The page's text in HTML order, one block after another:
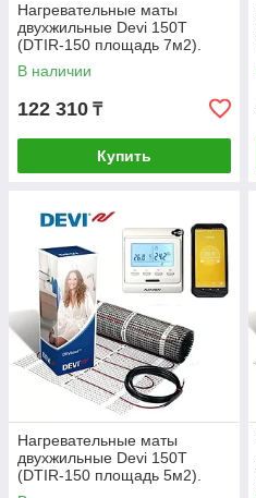
Нагревательные маты
двухжильные Devi 150Т
(DTIR-150 площадь 7м2).
Дания.
В наличии
122 310 ₸
Купить
Нагревательные маты
двухжильные Devi 150Т
(DTIR-150 площадь 5м2).
Дания.